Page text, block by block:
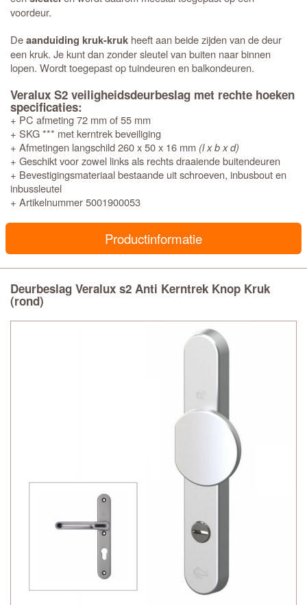
voordeur.
Deaanduiding kruk-kruk heeft aan beide zijden van de deur
een kruk. Je kunt dan zonder sleutel van buiten naar binnen
lopen. Wordt toegepast op tuindeuren en balkondeuren.
Veralux S2 veiligheidsdeurbeslag met rechte hoeken
specificaties:
+ PC afmeting 72 mm of 55 mm
+ SKG *** met kerntrek beveiliging
+ Afmetingen langschild 260 x 50 x 16 mm (l x b x d)
+ Geschikt voor zowel links als rechts draaiende buitendeuren
+ Bevestigingsmateriaal bestaande uit schroeven, inbusbout en
inbussleutel
+ Artikelnummer 5001900053
Productinformatie
Deurbeslag Veralux s2 Anti Kerntrek Knop Kruk
(rond)